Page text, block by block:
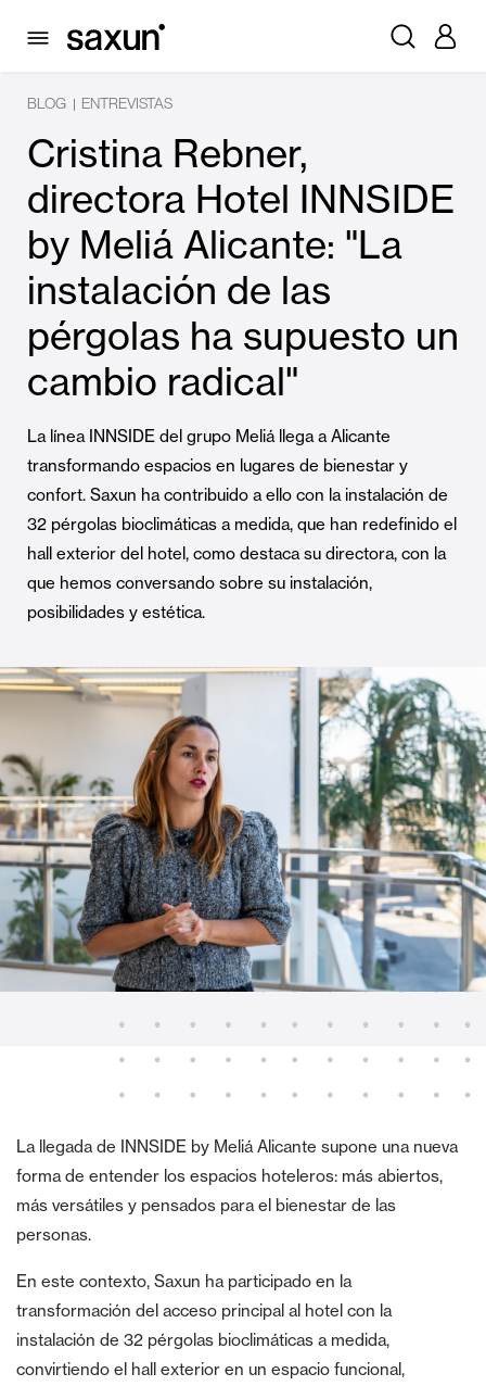
BLOG | ENTREVISTAS
Cristina Rebner,
directora Hotel INNSIDE
by Meliá Alicante: "La
instalación de las
pérgolas ha supuesto un
cambio radical"
La línea INNSIDE del grupo Meliá llega a Alicante
transformando espacios en lugares de bienestar y
confort. Saxun ha contribuido a ello con la instalación de
32 pérgolas bioclimáticas a medida, que han redefinido el
hall exterior del hotel, como destaca su directora, con la
que hemos conversando sobre su instalación,
posibilidades y estética.
La llegada de INNSIDE by Meliá Alicante supone una nueva
forma de entender los espacios hoteleros: más abiertos,
más versátiles y pensados para el bienestar de las
personas.
En este contexto, Saxun ha participado en la
transformación del acceso principal al hotel con la
instalación de 32 pérgolas bioclimáticas a medida,
convirtiendo el hall exterior en un espacio funcional,